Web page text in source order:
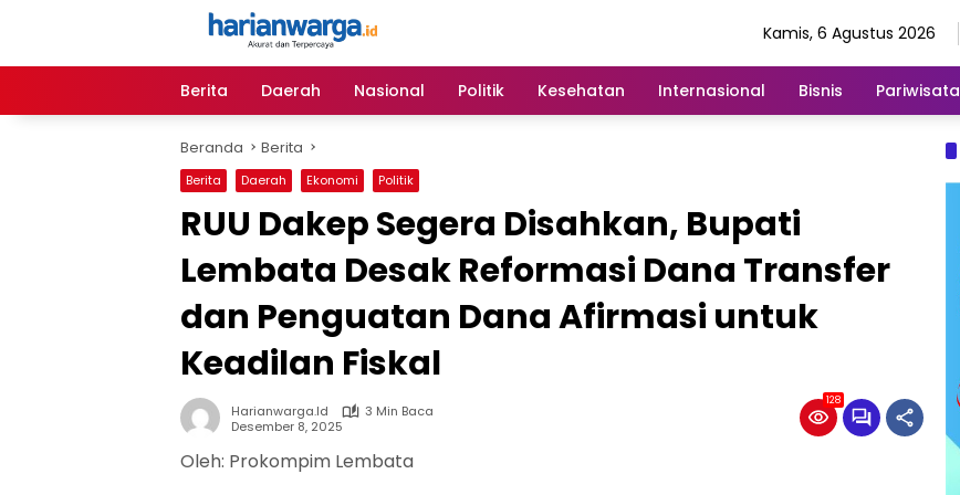
Kamis, 6 Agustus 2026
Berita Daerah Nasional Politik Kesehatan Internasional Bisnis Pariwisata
Beranda Berita
Berita Daerah Ekonomi Politik
RUU Dakep Segera Disahkan, Bupati
Lembata Desak Reformasi Dana Transfer
dan Penguatan Dana Afirmasi untuk
Keadilan Fiskal
Harianwarga.id
3 Min Baca
Desember 8, 2025
128
Oleh: Prokompim Lembata